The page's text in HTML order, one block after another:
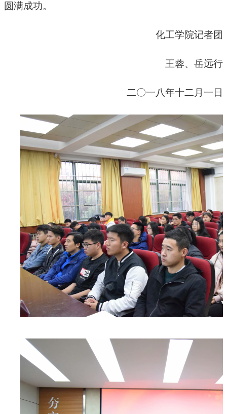
圆满成功。
化工学院记者团
王蓉、岳远行
二〇一八年十二月一日